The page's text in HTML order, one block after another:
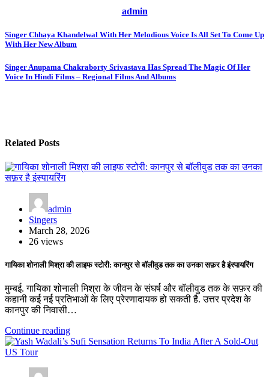
admin
Post
navigation
Singer Chhaya Khandelwal With Her Melodious Voice Is All Set To Come Up
With Her New Album
Singer Anupama Chakraborty Srivastava Has Spread The Magic Of Her
Voice In Hindi Films – Regional Films And Albums
Related Posts
admin
Singers
March 28, 2026
26 views
गायिका शोनाली मिश्रा की लाइफ स्टोरी: कानपुर से बॉलीवुड तक का उनका सफ़र है इंस्पायरिंग
मुम्बई. गायिका शोनाली मिश्रा के जीवन के संघर्ष और बॉलीवुड तक के सफ़र की
कहानी कई नई प्रतिभाओं के लिए प्रेरणादायक हो सकती है. उत्तर प्रदेश के
कानपुर की निवासी…
Continue reading